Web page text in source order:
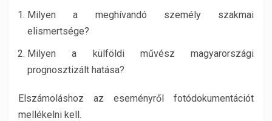
Milyen a meghívandó személy szakmai
elismertsége?
Milyen a külföldi művész magyarországi
prognosztizált hatása?
Elszámoláshoz az eseményről fotódokumentációt
mellékelni kell.